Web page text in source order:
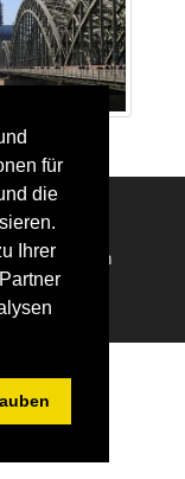
für
die
Ihrer
Login